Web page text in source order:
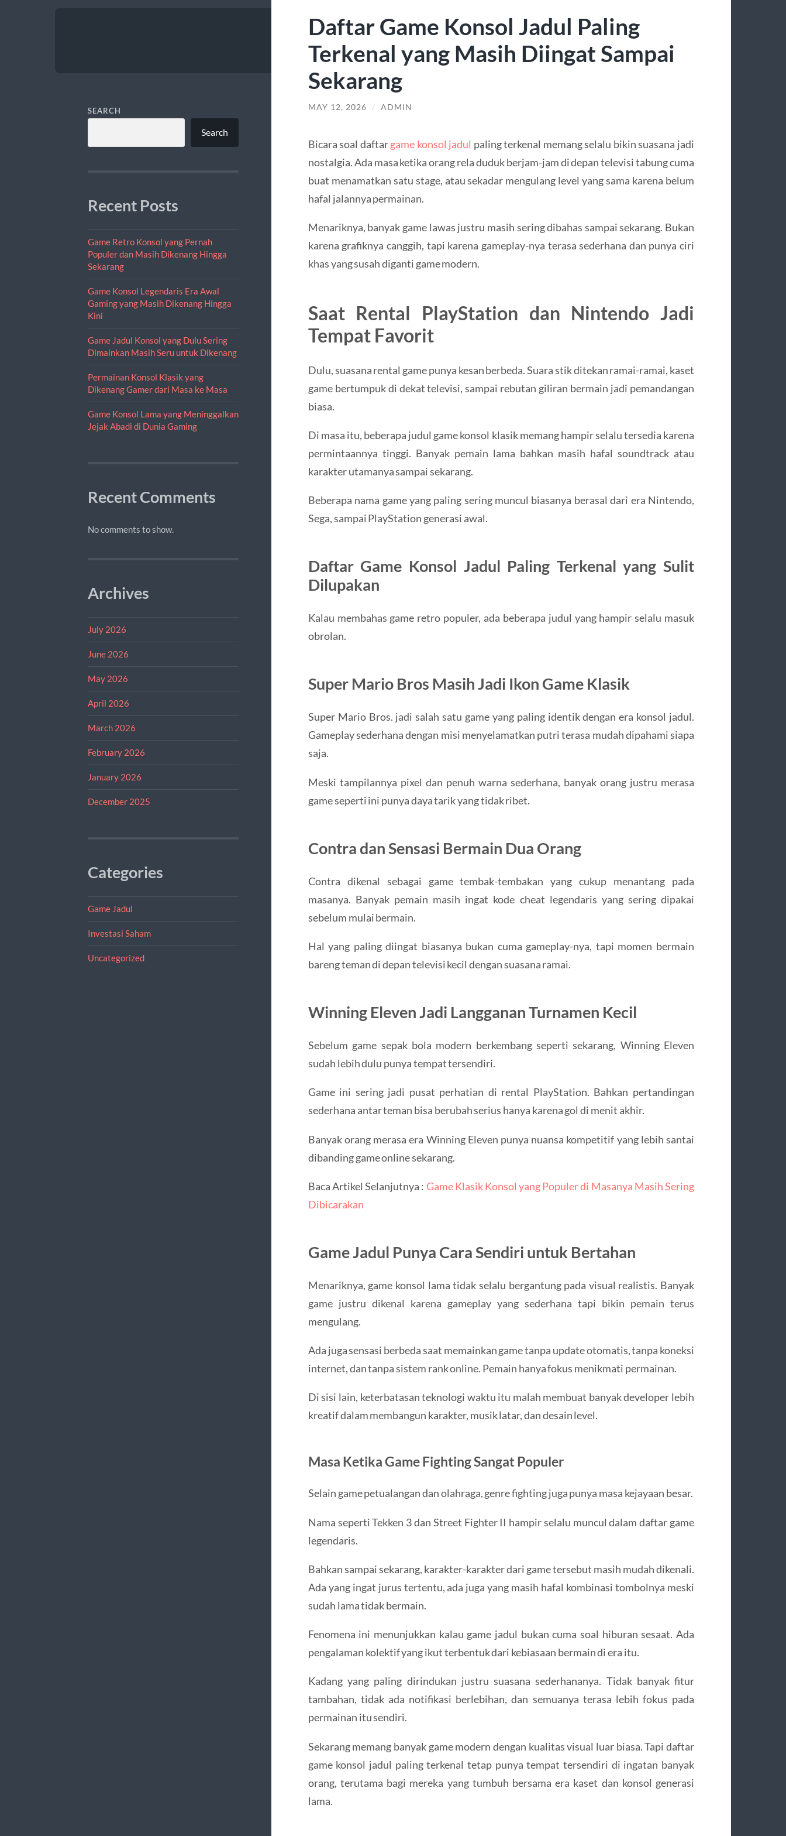
SEARCH
Search
Recent Posts
Game Retro Konsol yang Pernah
Populer dan Masih Dikenang Hingga
Sekarang
Game Konsol Legendaris Era Awal
Gaming yang Masih Dikenang Hingga
Kini
Game Jadul Konsol yang Dulu Sering
Dimainkan Masih Seru untuk Dikenang
Permainan Konsol Klasik yang
Dikenang Gamer dari Masa ke Masa
Game Konsol Lama yang Meninggalkan
Jejak Abadi di Dunia Gaming
Recent Comments
No comments to show.
Archives
July 2026
June 2026
May 2026
April 2026
March 2026
February 2026
January 2026
December 2025
Categories
Game Jadul
Investasi Saham
Uncategorized
Daftar Game Konsol Jadul Paling
Terkenal yang Masih Diingat Sampai
Sekarang
MAY 12, 2026 / ADMIN
Bicara soal daftargame konsol jadul paling terkenal memang selalu bikin suasana jadi
nostalgia. Ada masa ketika orang rela duduk berjam-jam di depan televisi tabung cuma
buat menamatkan satu stage, atau sekadar mengulang level yang sama karena belum
hafal jalannya permainan.
Menariknya, banyak game lawas justru masih sering dibahas sampai sekarang. Bukan
karena grafiknya canggih, tapi karena gameplay-nya terasa sederhana dan punya ciri
khas yang susah diganti game modern.
Saat Rental PlayStation dan Nintendo Jadi
Tempat Favorit
Dulu, suasana rental game punya kesan berbeda. Suara stik ditekan ramai-ramai, kaset
game bertumpuk di dekat televisi, sampai rebutan giliran bermain jadi pemandangan
biasa.
Di masa itu, beberapa judul game konsol klasik memang hampir selalu tersedia karena
permintaannya tinggi. Banyak pemain lama bahkan masih hafal soundtrack atau
karakter utamanya sampai sekarang.
Beberapa nama game yang paling sering muncul biasanya berasal dari era Nintendo,
Sega, sampai PlayStation generasi awal.
Daftar Game Konsol Jadul Paling Terkenal yang Sulit
Dilupakan
Kalau membahas game retro populer, ada beberapa judul yang hampir selalu masuk
obrolan.
Super Mario Bros Masih Jadi Ikon Game Klasik
Super Mario Bros. jadi salah satu game yang paling identik dengan era konsol jadul.
Gameplay sederhana dengan misi menyelamatkan putri terasa mudah dipahami siapa
saja.
Meski tampilannya pixel dan penuh warna sederhana, banyak orang justru merasa
game seperti ini punya daya tarik yang tidak ribet.
Contra dan Sensasi Bermain Dua Orang
Contra dikenal sebagai game tembak-tembakan yang cukup menantang pada
masanya. Banyak pemain masih ingat kode cheat legendaris yang sering dipakai
sebelum mulai bermain.
Hal yang paling diingat biasanya bukan cuma gameplay-nya, tapi momen bermain
bareng teman di depan televisi kecil dengan suasana ramai.
Winning Eleven Jadi Langganan Turnamen Kecil
Sebelum game sepak bola modern berkembang seperti sekarang, Winning Eleven
sudah lebih dulu punya tempat tersendiri.
Game ini sering jadi pusat perhatian di rental PlayStation. Bahkan pertandingan
sederhana antar teman bisa berubah serius hanya karena gol di menit akhir.
Banyak orang merasa era Winning Eleven punya nuansa kompetitif yang lebih santai
dibanding game online sekarang.
Baca Artikel Selanjutnya : Game Klasik Konsol yang Populer di Masanya Masih Sering
Dibicarakan
Game Jadul Punya Cara Sendiri untuk Bertahan
Menariknya, game konsol lama tidak selalu bergantung pada visual realistis. Banyak
game justru dikenal karena gameplay yang sederhana tapi bikin pemain terus
mengulang.
Ada juga sensasi berbeda saat memainkan game tanpa update otomatis, tanpa koneksi
internet, dan tanpa sistem rank online. Pemain hanya fokus menikmati permainan.
Di sisi lain, keterbatasan teknologi waktu itu malah membuat banyak developer lebih
kreatif dalam membangun karakter, musik latar, dan desain level.
Masa Ketika Game Fighting Sangat Populer
Selain game petualangan dan olahraga, genre fighting juga punya masa kejayaan besar.
Nama sepertiTekken 3dan Street Fighter II hampir selalu muncul dalam daftar game
legendaris.
Bahkan sampai sekarang, karakter-karakter dari game tersebut masih mudah dikenali.
Ada yang ingat jurus tertentu, ada juga yang masih hafal kombinasi tombolnya meski
sudah lama tidak bermain.
Fenomena ini menunjukkan kalau game jadul bukan cuma soal hiburan sesaat. Ada
pengalaman kolektif yang ikut terbentuk dari kebiasaan bermain di era itu.
Kadang yang paling dirindukan justru suasana sederhananya. Tidak banyak fitur
tambahan, tidak ada notifikasi berlebihan, dan semuanya terasa lebih fokus pada
permainan itu sendiri.
Sekarang memang banyak game modern dengan kualitas visual luar biasa. Tapi daftar
game konsol jadul paling terkenal tetap punya tempat tersendiri di ingatan banyak
orang, terutama bagi mereka yang tumbuh bersama era kaset dan konsol generasi
lama.